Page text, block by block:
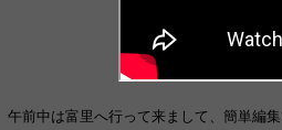
午前中は富里へ行って来まして、簡単編